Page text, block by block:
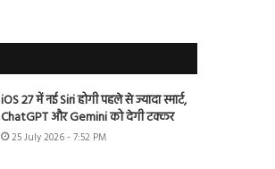
iOS 27 में नई Siri होगी पहले से ज्यादा स्मार्ट,
ChatGPT और Gemini को देगी टक्कर
25 July 2026 - 7:52 PM